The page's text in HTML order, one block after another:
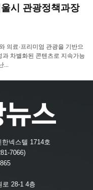
시 관광정책과장
의료·프리미엄 관광을 기반으
과 차별화된 콘텐츠로 지속가능
넥스텔 1714호
7066)
로 28-1 4층